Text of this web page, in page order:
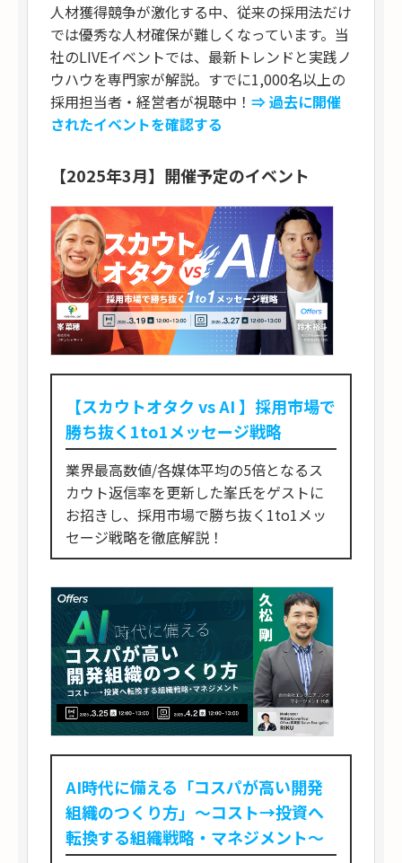
人材獲得競争が激化する中、従来の採用法だけ
では優秀な人材確保が難しくなっています。当
社のLIVEイベントでは、最新トレンドと実践ノ
ウハウを専門家が解説。すでに1,000名以上の
採用担当者・経営者が視聴中！ ⇒ 過去に開催
されたイベントを確認する
【2025年3月】開催予定のイベント
【スカウトオタク vs AI 】採用市場で
勝ち抜く1to1メッセージ戦略
業界最高数値/各媒体平均の5倍となるス
カウト返信率を更新した峯氏をゲストに
お招きし、採用市場で勝ち抜く1to1メッ
セージ戦略を徹底解説！
AI時代に備える「コスパが高い開発
組織のつくり方」〜コスト→投資へ
転換する組織戦略・マネジメント〜